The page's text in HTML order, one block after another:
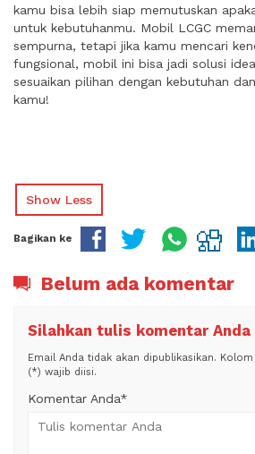
kamu bisa lebih siap memutuskan
untuk kebutuhanmu. Mobil LCGC
sempurna, tetapi jika kamu mencari
fungsional, mobil ini bisa jadi solusi
sesuaikan pilihan dengan kebutuhan
kamu!
Show Less
Bagikan ke
Belum ada komentar
Silahkan tulis komentar Anda
Email Anda tidak akan dipublikasikan.
(*) wajib diisi.
Komentar Anda*